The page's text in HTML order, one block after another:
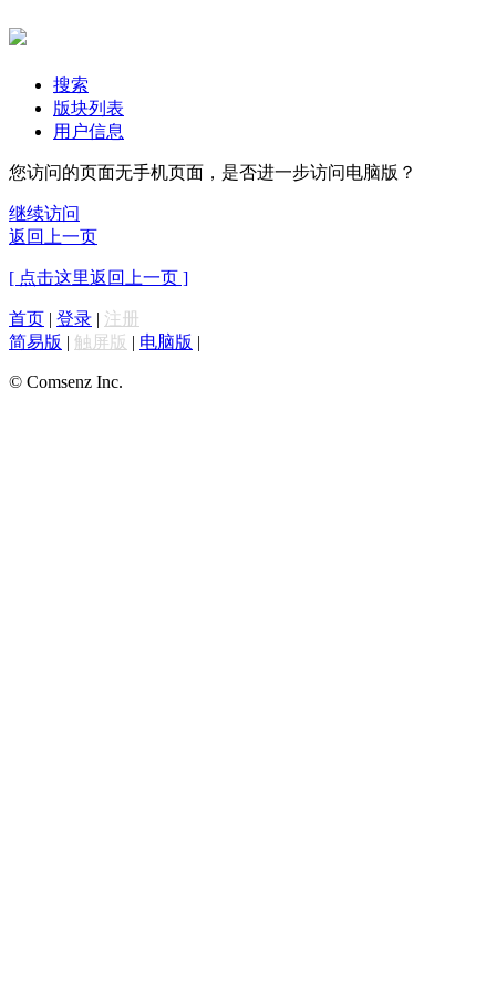
搜索
版块列表
用户信息
您访问的页面无手机页面，是否进一步访问电脑版？
继续访问
返回上一页
[ 点击这里返回上一页 ]
首页 | 登录 | 注册
简易版 | 触屏版 | 电脑版 |
© Comsenz Inc.